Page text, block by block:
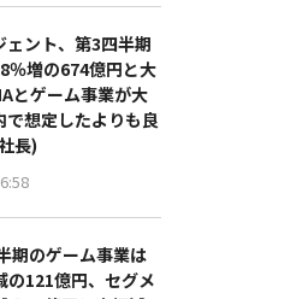
ェント、第3四半期
％増の674億円と大
とゲーム事業が大
想定したよりも良
長)
期のゲーム事業は
の121億円、セグメ